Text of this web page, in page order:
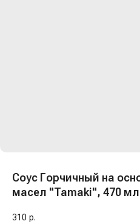
Соус Горчичный на
масел "Tamaki", 470 мл
310 р.